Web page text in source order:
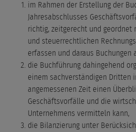
im Rahmen der Erstellung der
Jahresabschlusses
richtig, zeitgerecht und geordnet
und steuerrechtlichen
erfassen und daraus Buchungen
die Buchführung dahingehend
einem sachverständigen Dritten
angemessenen Zeit einen
Geschäftsvorfälle und die
Unternehmens vermitteln kann,
die Bilanzierung unter